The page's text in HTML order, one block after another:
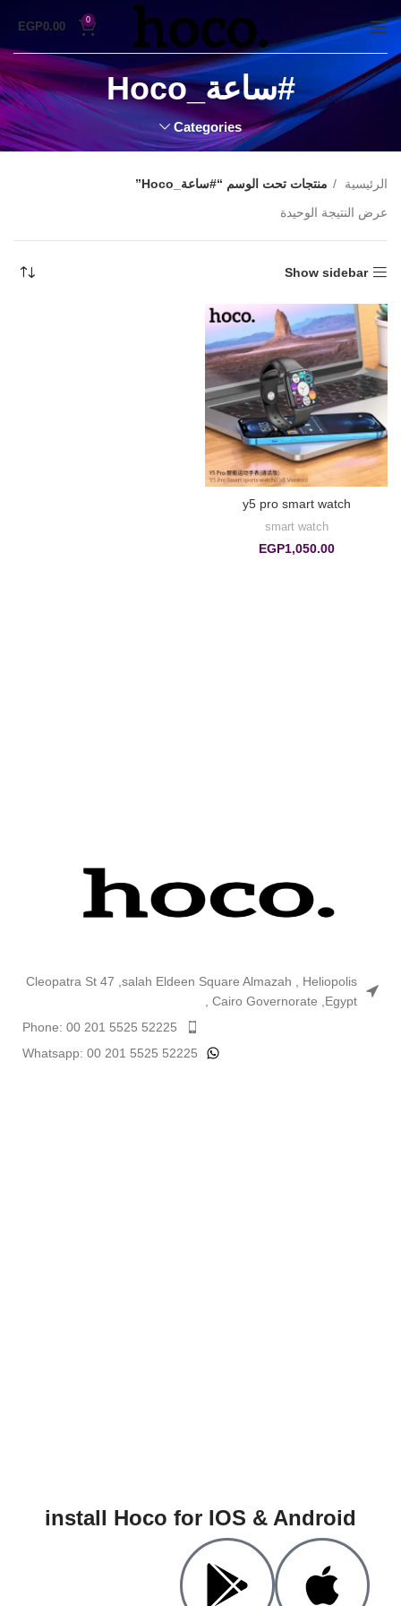
0
EGP0.00
#ساعة_Hoco
Categories
الرئيسية
منتجات تحت الوسم “#ساعة_Hoco”
عرض النتيجة الوحيدة
Show sidebar
y5 pro smart watch
smart watch
EGP1,050.00
Cleopatra St 47 ,salah Eldeen Square Almazah , Heliopolis
, Cairo Governorate ,Egypt
Phone: 00 201 5525 52225
Whatsapp: 00 201 5525 52225
install Hoco for IOS & Android